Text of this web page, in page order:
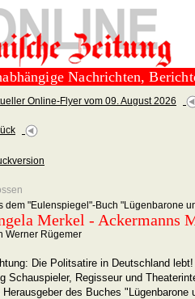
Nachrichten,
Online-Flyer vom 09. August 2026
dem "Eulenspiegel"-Buch "Lügenbarone
Merkel - Ackermanns
Werner Rügemer
Die Politsatire in Deutschland
Schauspieler, Regisseur und
Herausgeber des Buches "Lügenbarone